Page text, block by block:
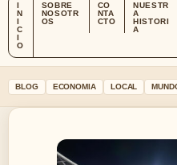
I
N
I
C
I
O
SOBRE
NOSOTR
OS
CO
NTA
CTO
NUESTR
A
HISTORI
A
BLOG ECONOMIA LOCAL